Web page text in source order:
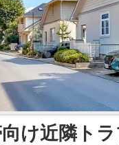
け近隣ト